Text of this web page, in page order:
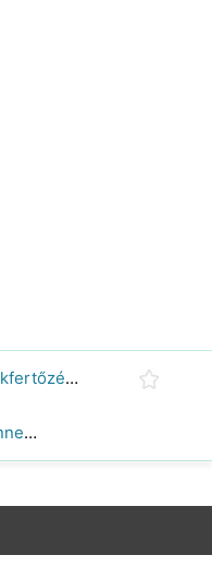
A novamox 500 hatásos a torokfertőzésekben?
Miért olyan érzés, mintha csomó lenne a nyelőcsövemben?